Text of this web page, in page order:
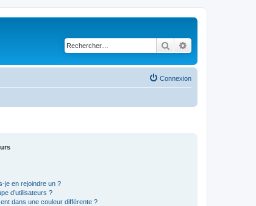
Rechercher
Connexion
je en rejoindre un ?
d’utilisateurs ?
dans une couleur différente ?